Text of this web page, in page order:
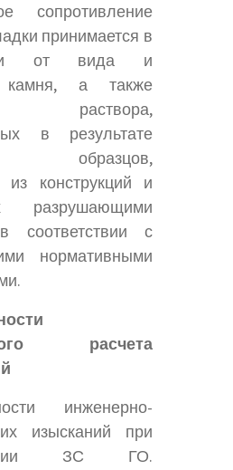
сопротивление
принимается в
от вида и
камня, а также
раствора,
в результате
образцов,
из конструкций и
разрушающими
соответствии с
нормативными
расчета
инженерно-
изысканий при
ЗС ГО.